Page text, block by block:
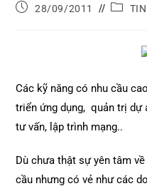
28/09/2011
Các kỹ năng có nhu cầu
triển ứng dụng, quản trị dự
tư vấn, lập trình mạng..
Dù chưa thật sự yên tâm
cầu nhưng có vẻ như các